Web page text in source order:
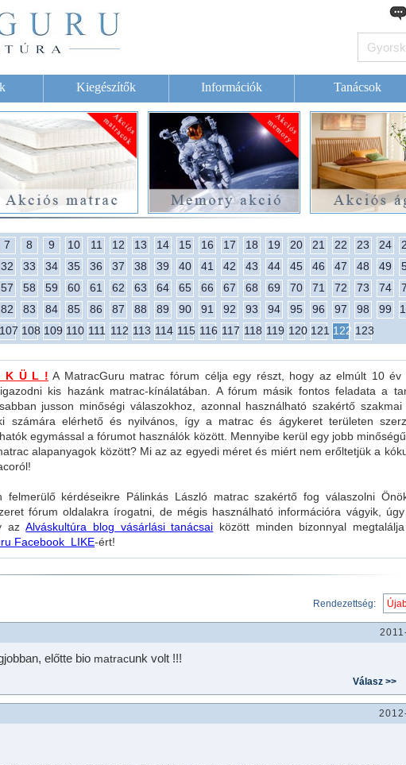
Kiegészítők Információk Tanácsok
7 8 9 10 11 12 13 14 15 16 17 18 19 20 21 22 23 24
32 33 34 35 36 37 38 39 40 41 42 43 44 45 46 47 48 49
57 58 59 60 61 62 63 64 65 66 67 68 69 70 71 72 73 74
82 83 84 85 86 87 88 89 90 91 92 93 94 95 96 97 98 99
107 108 109 110 111 112 113 114 115 116 117 118 119 120 121 122 123
K Ü L ! A MatracGuru matrac fórum célja egy részt, hogy az elmúlt 10 év
kis hazánk matrac-kínálatában. A fórum másik fontos feladata a
jusson minőségi válaszokhoz, azonnal használható szakértő szakmai
számára elérhető és nyilvános, így a matrac és ágykeret területen
egymással a fórumot használók között. Mennyibe kerül egy jobb
alapanyagok között? Mi az az egyedi méret és miért nem erőltetjük a
kérdéseikre Pálinkás László matrac szakértő fog válaszolni
fórum oldalakra írogatni, de mégis használható információra vágyik,
azAlváskultúra blog vásárlási tanácsai között minden bizonnyal
Facebook LIKE-ért!
Rendezettség:
előtte bio matracunk volt !!!